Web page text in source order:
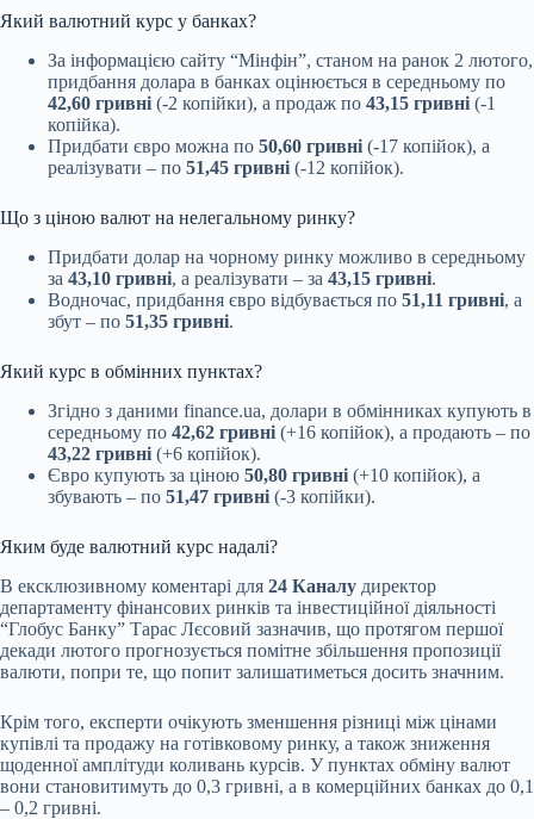
Який валютний курс у банках?
За інформацією сайту “Мінфін”, станом на ранок 2 лютого,
придбання долара в банках оцінюється в середньому по
42,60 гривні (-2 копійки), а продаж по 43,15 гривні (-1
копійка).
Придбати євро можна по 50,60 гривні (-17 копійок), а
реалізувати – по 51,45 гривні (-12 копійок).
Що з ціною валют на нелегальному ринку?
Придбати долар на чорному ринку можливо в середньому
за 43,10 гривні, а реалізувати – за 43,15 гривні.
Водночас, придбання євро відбувається по 51,11 гривні, а
збут – по 51,35 гривні.
Який курс в обмінних пунктах?
Згідно з даними finance.ua, долари в обмінниках купують в
середньому по 42,62 гривні (+16 копійок), а продають – по
43,22 гривні (+6 копійок).
Євро купують за ціною 50,80 гривні (+10 копійок), а
збувають – по 51,47 гривні (-3 копійки).
Яким буде валютний курс надалі?
В ексклюзивному коментарі для 24 Каналу директор
департаменту фінансових ринків та інвестиційної діяльності
“Глобус Банку” Тарас Лєсовий зазначив, що протягом першої
декади лютого прогнозується помітне збільшення пропозиції
валюти, попри те, що попит залишатиметься досить значним.
Крім того, експерти очікують зменшення різниці між цінами
купівлі та продажу на готівковому ринку, а також зниження
щоденної амплітуди коливань курсів. У пунктах обміну валют
вони становитимуть до 0,3 гривні, а в комерційних банках до 0,1
– 0,2 гривні.